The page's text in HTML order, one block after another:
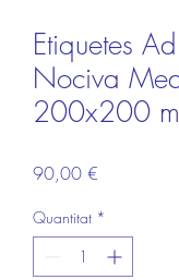
Etiquetes
Nociva
200x200
90,00 €
Quantitat *